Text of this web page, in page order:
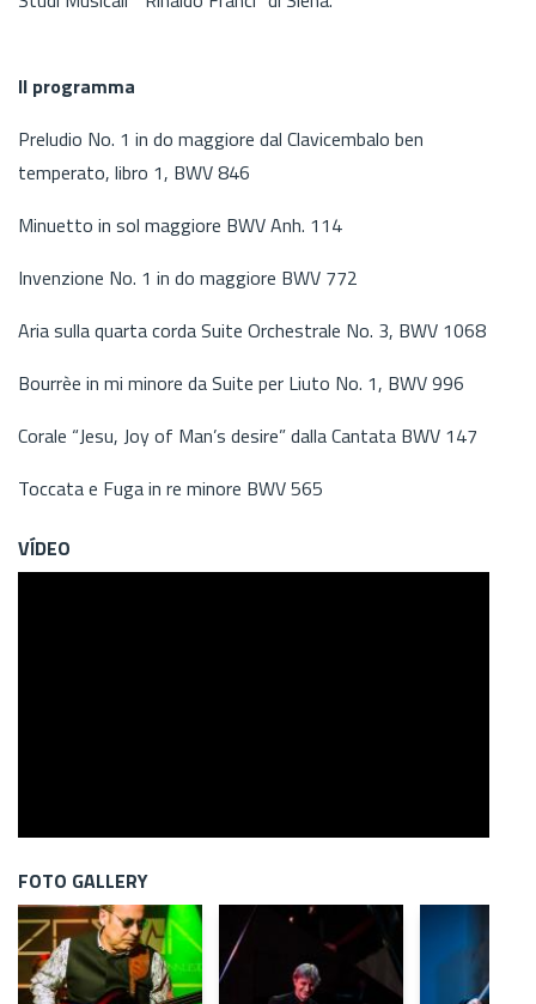
Il programma
Preludio No. 1 in do maggiore dal Clavicembalo ben
temperato, libro 1, BWV 846
Minuetto in sol maggiore BWV Anh. 114
Invenzione No. 1 in do maggiore BWV 772
Aria sulla quarta corda Suite Orchestrale No. 3, BWV 1068
Bourrèe in mi minore da Suite per Liuto No. 1, BWV 996
Corale “Jesu, Joy of Man’s desire” dalla Cantata BWV 147
Toccata e Fuga in re minore BWV 565
VÍDEO
FOTO GALLERY